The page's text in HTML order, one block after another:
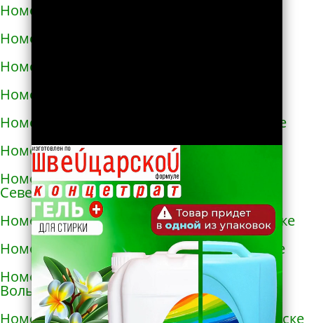
Номера телефонов такси в Нежине
Номера телефонов такси в Немирове
Номера телефонов такси в Нетешине
Номера телефонов такси в Никополе
Номера телефонов такси в Новой Каховке
Номера телефонов такси в Новой Одессе
Номера телефонов такси в Новгороде-
Северском
Номера телефонов такси в Новоалексеевке
Номера телефонов такси в Нововолынске
Номера телефонов такси в Новограде-
Волынском
Номера телефонов такси в Новоднестровске